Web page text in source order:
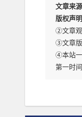
文章来源
版权声明
②文章观
③文章版
④本站一
第一时